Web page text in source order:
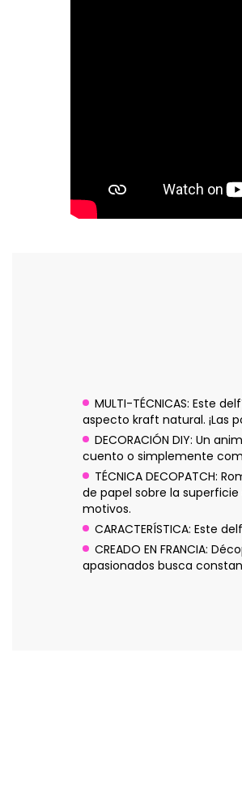
MULTI-TÉCNICAS: Este
aspecto kraft natural. ¡Las
DECORACIÓN DIY: Un
cuento o simplemente
TÉCNICA
de papel sobre la
motivos.
CARACTERÍSTICA: Este
CREADO EN FRANCIA:
apasionados busca